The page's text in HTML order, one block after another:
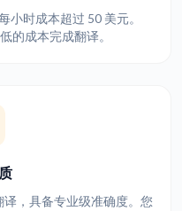
小时成本超过 50 美元。
的成本完成翻译。
译，具备专业级准确度。您